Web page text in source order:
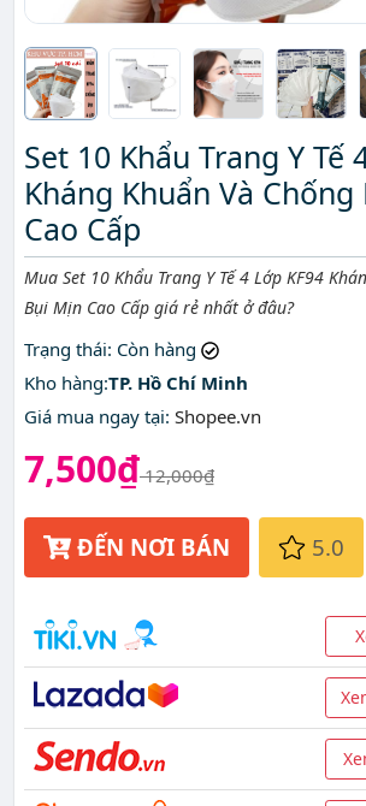
Set 10 Khẩu Trang Y Tế
Kháng Khuẩn Và
Cao Cấp
Mô tả ngắn
Mua Set 10 Khẩu Trang Y Tế 4 Lớp KF94
Bụi Mịn Cao Cấp giá rẻ nhất ở đâu?
Trạng thái: Còn hàng
Kho hàng:TP. Hồ Chí Minh
Giá mua ngay tại: Shopee.vn
7,500₫12,000₫
ĐẾN NƠI BÁN 5.0